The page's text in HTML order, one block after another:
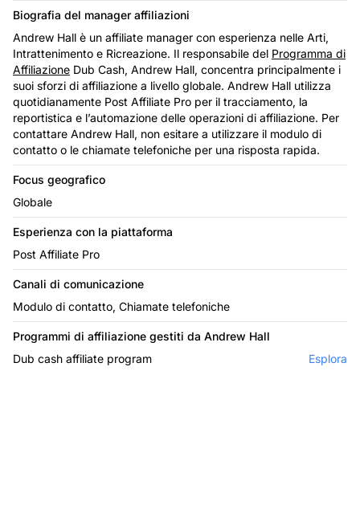
Biografia del manager affiliazioni
Andrew Hall è un affiliate manager con esperienza nelle Arti,
Intrattenimento e Ricreazione. Il responsabile del Programma di
Affiliazione Dub Cash, Andrew Hall, concentra principalmente i
suoi sforzi di affiliazione a livello globale. Andrew Hall utilizza
quotidianamente Post Affiliate Pro per il tracciamento, la
reportistica e l’automazione delle operazioni di affiliazione. Per
contattare Andrew Hall, non esitare a utilizzare il modulo di
contatto o le chiamate telefoniche per una risposta rapida.
Focus geografico
Globale
Esperienza con la piattaforma
Post Affiliate Pro
Canali di comunicazione
Modulo di contatto, Chiamate telefoniche
Programmi di affiliazione gestiti da Andrew Hall
Dub cash affiliate program
Esplora